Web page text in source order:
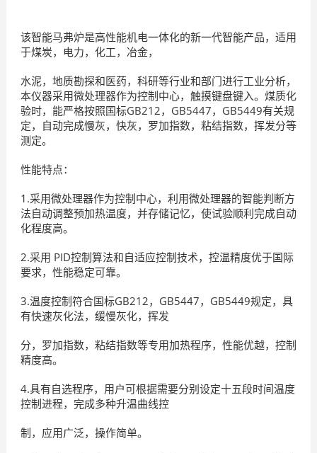
该智能马弗炉是高性能机电一体化的新一代智能产品，适用
于煤炭，电力，化工，冶金，
水泥，地质勘探和医药，科研等行业和部门进行工业分析，
本仪器采用微处理器作为控制中心，触摸键盘键入。煤质化
验时，能严格按照国标GB212，GB5447，GB5449有关规
定，自动完成慢灰，快灰，罗加指数，粘结指数，挥发分等
测定。
性能特点：
1.采用微处理器作为控制中心，利用微处理器的智能判断方
法自动调整预加热温度，并存储记忆，使试验顺利完成自动
化程度高。
2.采用 PID控制算法和自适应控制技术，控温精度优于国际
要求，性能稳定可靠。
3.温度控制符合国标GB212，GB5447，GB5449规定，具
有快速灰化法，缓慢灰化，挥发
分，罗加指数，粘结指数等专用加热程序，性能优越，控制
精度高。
4.具有自选程序，用户可根据需要分别设定十五段时间温度
控制进程，完成多种升温曲线控
制，应用广泛，操作简单。